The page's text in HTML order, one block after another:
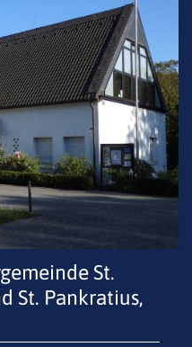
St.
St. Pankratius,